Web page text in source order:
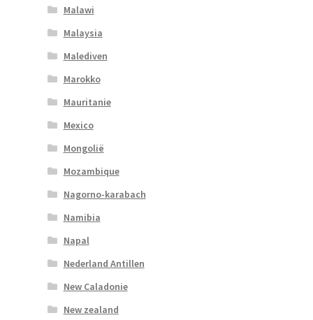
Malawi
Malaysia
Malediven
Marokko
Mauritanie
Mexico
Mongolië
Mozambique
Nagorno-karabach
Namibia
Napal
Nederland Antillen
New Caladonie
New zealand